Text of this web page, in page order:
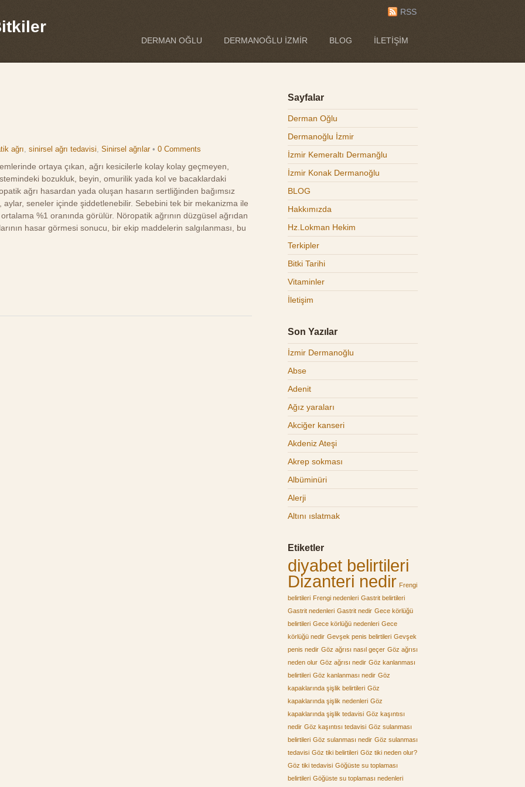
DERMAN OĞLU DERMANOĞLU İZMIR BLOG İLETIŞIM
RSS
ağrı,sinirsel ağrı tedavisi,Sinirsel ağrılar •0 Comments
ortaya çıkan, ağrı kesicilerle kolay kolay geçmeyen,
bozukluk, beyin, omurilik yada kol ve bacaklardaki
ağrı hasardan yada oluşan hasarın sertliğinden bağımsız
seneler içinde şiddetlenebilir. Sebebini tek bir mekanizma ile
%1 oranında görülür. Nöropatik ağrının düzgüsel ağrıdan
hasar görmesi sonucu, bir ekip maddelerin salgılanması, bu
Sayfalar
Derman Oğlu
Dermanoğlu İzmir
İzmir Kemeraltı Dermanğlu
İzmir Konak Dermanoğlu
BLOG
Hakkımızda
Hz.Lokman Hekim
Terkipler
Bitki Tarihi
Vitaminler
İletişim
Son Yazılar
İzmir Dermanoğlu
Abse
Adenit
Ağız yaraları
Akciğer kanseri
Akdeniz Ateşi
Akrep sokması
Albüminüri
Alerji
Altını ıslatmak
Etiketler
diyabet belirtileri
Dizanteri nedir Frengi
belirtileri Frengi nedenleri Gastrit belirtileri
Gastrit nedenleri Gastrit nedir Gece körlüğü
belirtileri Gece körlüğü nedenleri Gece
körlüğü nedir Gevşek penis belirtileri Gevşek
penis nedir Göz ağrısı nasıl geçer Göz ağrısı
neden olur Göz ağrısı nedir Göz kanlanması
belirtileri Göz kanlanması nedir Göz
kapaklarında şişlik belirtileri Göz
kapaklarında şişlik nedenleri Göz
kapaklarında şişlik tedavisi Göz kaşıntısı
nedir Göz kaşıntısı tedavisi Göz sulanması
belirtileri Göz sulanması nedir Göz sulanması
tedavisi Göz tiki belirtileri Göz tiki neden olur?
Göz tiki tedavisi Göğüste su toplaması
belirtileri Göğüste su toplaması nedenleri